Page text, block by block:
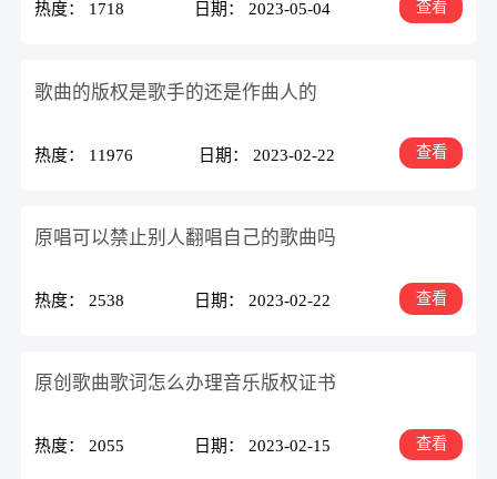
热度： 1718 日期： 2023-05-04 查看
歌曲的版权是歌手的还是作曲人的
热度： 11976 日期： 2023-02-22 查看
原唱可以禁止别人翻唱自己的歌曲吗
热度： 2538 日期： 2023-02-22 查看
原创歌曲歌词怎么办理音乐版权证书
热度： 2055 日期： 2023-02-15 查看